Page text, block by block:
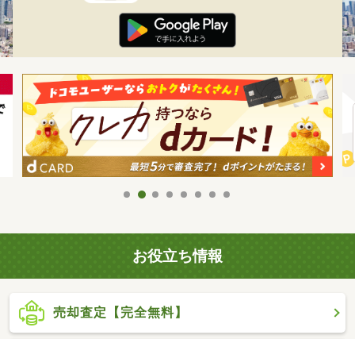
お役立ち情報
売却査定【完全無料】